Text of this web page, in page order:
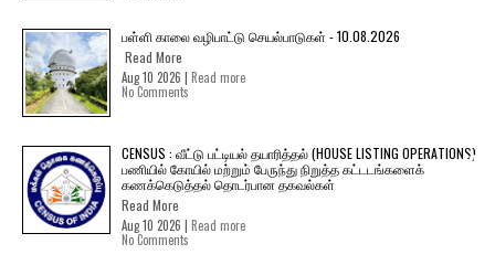
பள்ளி காலை வழிபாட்டு செயல்பாடுகள் - 10.08.2026
Read More
Aug 10 2026 | Read more
No Comments
CENSUS : வீட்டு பட்டியல் தயாரித்தல் (HOUSE LISTING OPERATIONS)
பணியில் கோயில் மற்றும் பேருந்து நிறுத்த கட்டடங்களைக்
கணக்கெடுத்தல் தொடர்பான தகவல்கள்
Read More
Aug 10 2026 | Read more
No Comments